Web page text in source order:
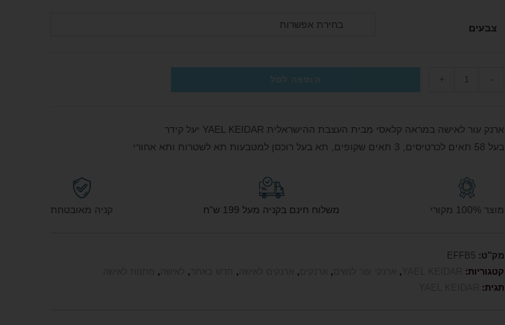
צבעים בחירת אפשרות
-
+ הוספה לסל
ארנק עור לאישה במראה קלאסי מבית העצבת ההישראלית YAEL KEIDAR יעל קידר
בעל 58 תאים לכרטיסים, 3 תאים שקופים, תא בעל רוכסן למטבעות תא לשטרות ותא אחורי
מוצר 100% מקורי משלוח חינם בקניה מעל 199 ש"ח קניה מאובטחת
מק"ט: EFFB5
קטגוריות:
,
,
,
,
,
,
תגית: